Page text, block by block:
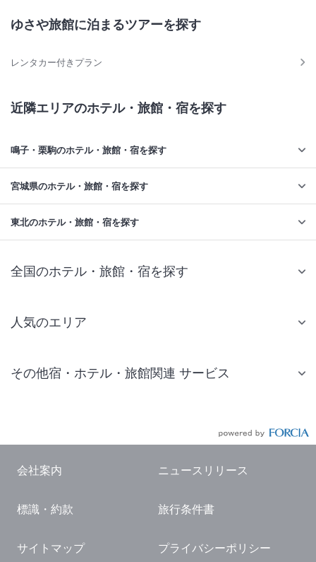
ゆさや旅館に泊まるツアーを探す
レンタカー付きプラン
近隣エリアのホテル・旅館・宿を探す
鳴子・栗駒のホテル・旅館・宿を探す
宮城県のホテル・旅館・宿を探す
東北のホテル・旅館・宿を探す
全国のホテル・旅館・宿を探す
人気のエリア
仙台 ホテル
東京ドーム ホテル
横浜 ホテル
熱海 ホテル
その他宿・ホテル・旅館関連 サービス
国内観光ガイド
旅行・観光情報
会社案内 ニュースリリース
標識・約款 旅行条件書
サイトマップ プライバシーポリシー